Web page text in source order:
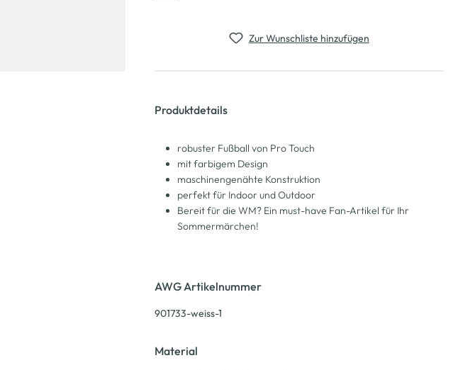
Zur Wunschliste hinzufügen
Produktdetails
robuster Fußball von Pro Touch
mit farbigem Design
maschinengenähte Konstruktion
perfekt für Indoor und Outdoor
Bereit für die WM? Ein must-have Fan-Artikel für Ihr
Sommermärchen!
AWG Artikelnummer
901733-weiss-1
Material